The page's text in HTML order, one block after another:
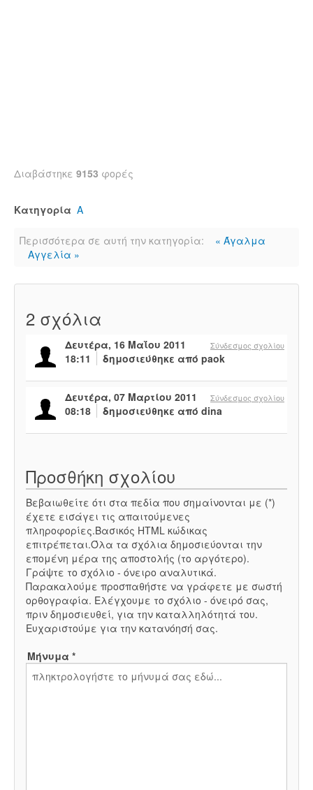
Διαβάστηκε 9153 φορές
Κατηγορία Α
Περισσότερα σε αυτή την κατηγορία:
« Άγαλμα
Αγγελία »
2 σχόλια
Σύνδεσμος σχολίου
Δευτέρα, 16 Μαΐου 2011
18:11
δημοσιεύθηκε από paok
Σύνδεσμος σχολίου
Δευτέρα, 07 Μαρτίου 2011
08:18
δημοσιεύθηκε από dina
Προσθήκη σχολίου
Βεβαιωθείτε ότι στα πεδία που σημαίνονται με (*)
έχετε εισάγει τις απαιτούμενες
πληροφορίες.Βασικός HTML κώδικας
επιτρέπεται.Όλα τα σχόλια δημοσιεύονται την
επομένη μέρα της αποστολής (το αργότερο).
Γράψτε το σχόλιο - όνειρο αναλυτικά.
Παρακαλούμε προσπαθήστε να γράφετε με σωστή
ορθογραφία. Ελέγχουμε το σχόλιο - όνειρό σας,
πριν δημοσιευθεί, για την καταλληλότητά του.
Ευχαριστούμε για την κατανόησή σας.
Μήνυμα *